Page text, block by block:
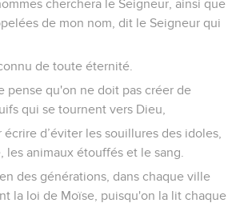
cherchera le Seigneur, ainsi que
de mon nom, dit le Seigneur qui
de toute éternité.
pense qu'on ne doit pas créer de
qui se tournent vers Dieu,
écrire d’éviter les souillures des idoles,
les animaux étouffés et le sang.
des générations, dans chaque ville
la loi de Moïse, puisqu'on la lit chaque